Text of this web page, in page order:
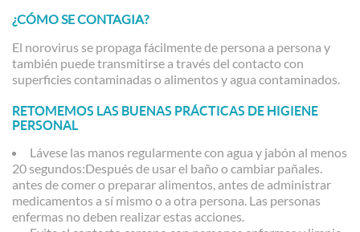
¿CÓMO SE CONTAGIA?
El norovirus se propaga fácilmente de persona a persona y
también puede transmitirse a través del contacto con
superficies contaminadas o alimentos y agua contaminados.
RETOMEMOS LAS BUENAS PRÁCTICAS DE HIGIENE
PERSONAL
Lávese las manos regularmente con agua y jabón al menos
20 segundos:Después de usar el baño o cambiar pañales.
antes de comer o preparar alimentos, antes de administrar
medicamentos a sí mismo o a otra persona. Las personas
enfermas no deben realizar estas acciones.